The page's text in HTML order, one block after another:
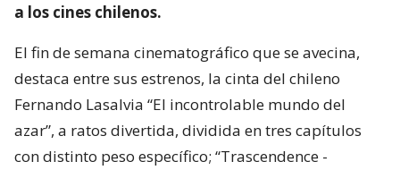
a los cines chilenos.
El fin de semana cinematográfico que se avecina,
destaca entre sus estrenos, la cinta del chileno
Fernando Lasalvia “El incontrolable mundo del
azar”, a ratos divertida, dividida en tres capítulos
con distinto peso específico; “Trascendence -